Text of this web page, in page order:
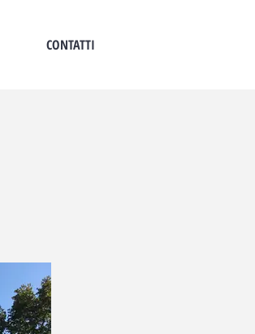
CONTATTI